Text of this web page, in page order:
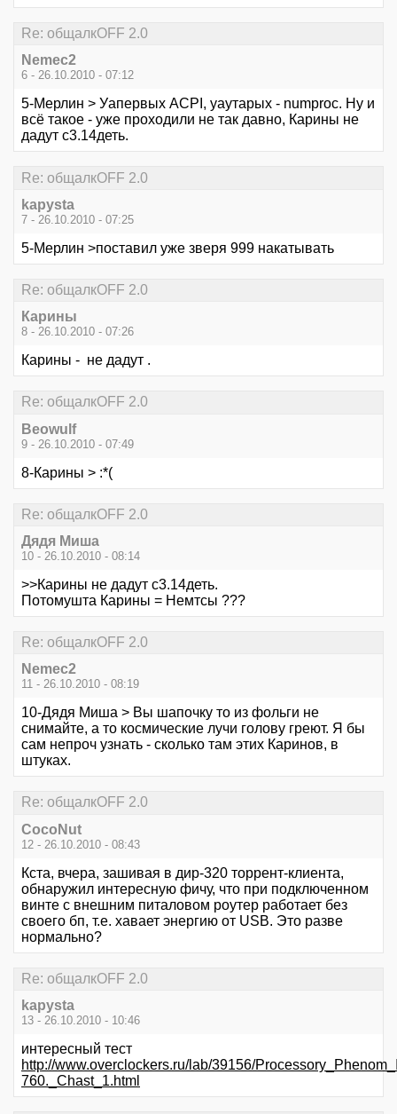
Re: общалкOFF 2.0
Nemec2
6 - 26.10.2010 - 07:12
5-Мерлин > Уапервых ACPI, уаутарых - numproc. Ну и
всё такое - уже проходили не так давно, Карины не
дадут с3.14деть.
Re: общалкOFF 2.0
kapysta
7 - 26.10.2010 - 07:25
5-Мерлин >поставил уже зверя 999 накатывать
Re: общалкOFF 2.0
Карины
8 - 26.10.2010 - 07:26
Карины - не дадут .
Re: общалкOFF 2.0
Beowulf
9 - 26.10.2010 - 07:49
8-Карины > :*(
Re: общалкOFF 2.0
Дядя Миша
10 - 26.10.2010 - 08:14
>>Карины не дадут с3.14деть.
Потомушта Карины = Немтсы ???
Re: общалкOFF 2.0
Nemec2
11 - 26.10.2010 - 08:19
10-Дядя Миша > Вы шапочку то из фольги не
снимайте, а то космические лучи голову греют. Я бы
сам непроч узнать - сколько там этих Каринов, в
штуках.
Re: общалкOFF 2.0
CocoNut
12 - 26.10.2010 - 08:43
Кста, вчера, зашивая в дир-320 торрент-клиента,
обнаружил интересную фичу, что при подключенном
винте с внешним питаловом роутер работает без
своего бп, т.е. хавает энергию от USB. Это разве
нормально?
Re: общалкOFF 2.0
kapysta
13 - 26.10.2010 - 10:46
интересный тест
http://www.overclockers.ru/lab/39156/
760._Chast_1.html